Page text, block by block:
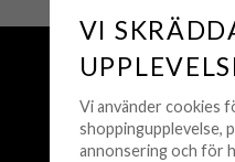
Snabba
250 000+
VI
Vi använder cookies
shoppingupplevelse,
annonsering och för